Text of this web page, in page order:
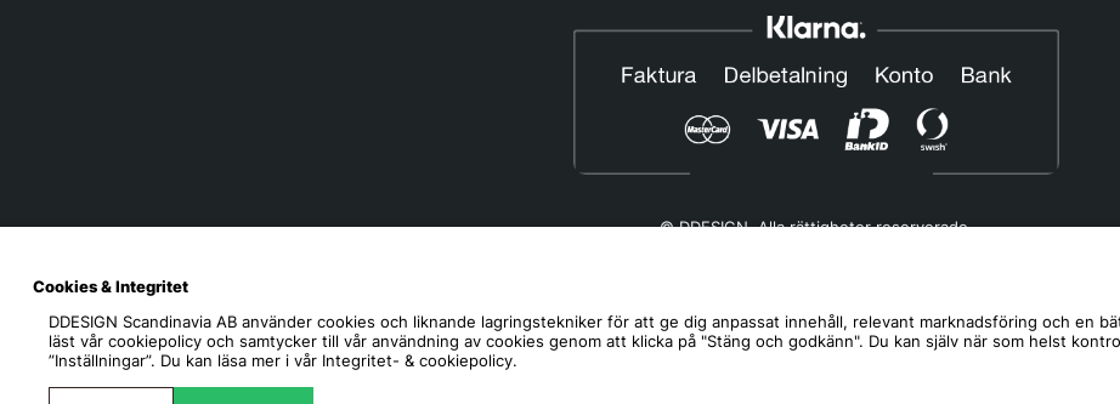
© DDESIGN. Alla rättigheter reserverade.
Helgfria vardagar 10:00-12:00
Cookies & Integritet
DDESIGN Scandinavia AB använder cookies och liknande lagringstekniker för att ge dig anpassat innehåll, relevant marknadsföring och en
läst vår cookiepolicy och samtycker till vår användning av cookies genom att klicka på "Stäng och godkänn". Du kan själv när som helst
”Inställningar”. Du kan läsa mer i vår Integritet- & cookiepolicy.